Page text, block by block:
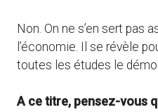
Non. On ne s’en sert pas
l’économie. Il se révèle
toutes les études le
A ce titre, pensez-vous